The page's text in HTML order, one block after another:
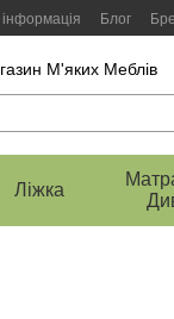
Блог
М'яких Меблів
Ліжка